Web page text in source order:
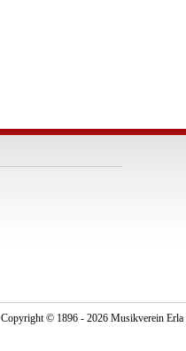
Copyright © 1896 - 2026 Musikverein Erla